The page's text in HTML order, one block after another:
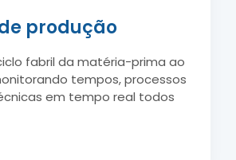
produção
fabril da matéria-prima ao
tempos, processos
em tempo real todos